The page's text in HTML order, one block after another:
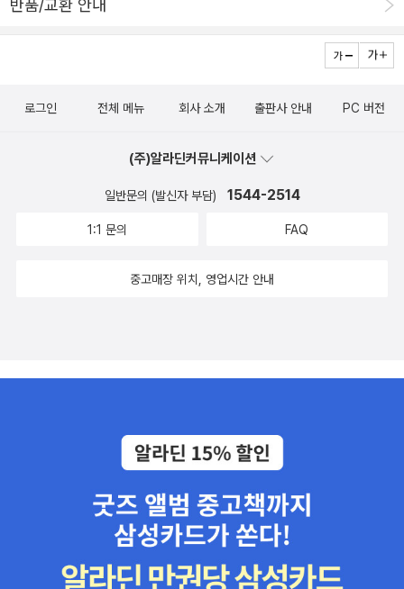
반품/교환 안내
로그인 전체 메뉴 회사 소개 출판사 안내 PC 버전
(주)알라딘커뮤니케이션
일반문의 (발신자 부담) 1544-2514
1:1 문의 FAQ
중고매장 위치, 영업시간 안내